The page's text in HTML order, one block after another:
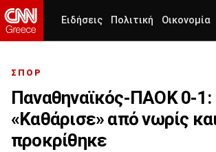
Ειδήσεις Πολιτική Οικονομία
ΣΠΟΡ
Παναθηναϊκός-ΠΑΟΚ 0-1:
«Καθάρισε» από νωρίς
προκρίθηκε